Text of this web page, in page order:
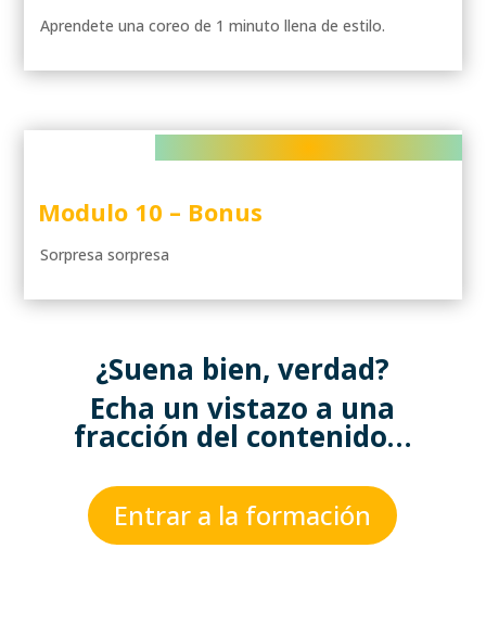
Aprendete una coreo de 1 minuto llena de estilo.
Modulo 10 – Bonus
Sorpresa sorpresa
¿Suena bien, verdad?
Echa un vistazo a una
fracción del contenido…
Entrar a la formación